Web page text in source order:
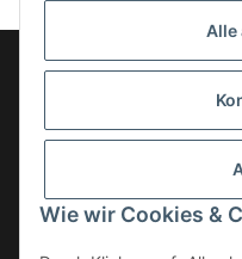
Alle
Wie wir Cookies &
Gesetzliche Informationen